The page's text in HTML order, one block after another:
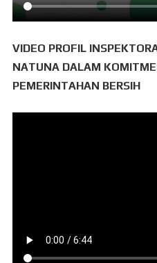
VIDEO PROFIL
NATUNA DALAM
PEMERINTAHAN BERSIH